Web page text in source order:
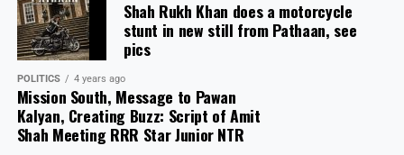
Shah Rukh Khan does a motorcycle
stunt in new still from Pathaan, see
pics
POLITICS 4 years ago
Mission South, Message to Pawan
Kalyan, Creating Buzz: Script of Amit
Shah Meeting RRR Star Junior NTR